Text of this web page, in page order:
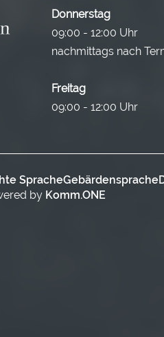
Donnerstag
09:00 - 12:00 Uhr
nachmittags nach
Freitag
09:00 - 12:00 Uhr
SpracheGebärdensprache
by Komm.ONE